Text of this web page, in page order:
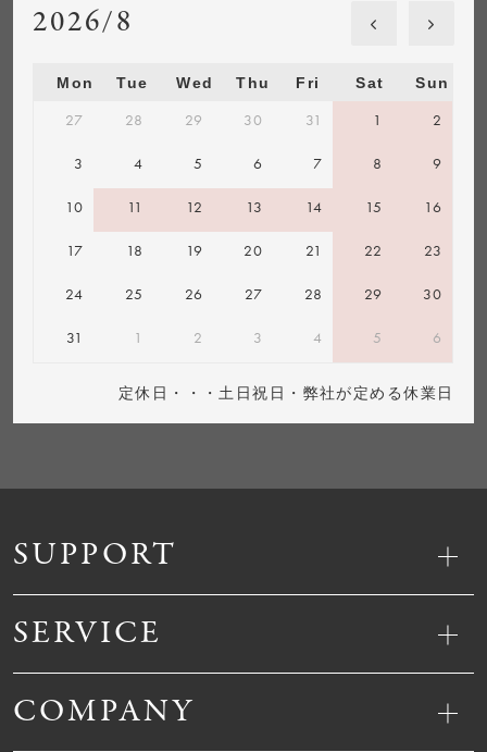
SUPPORT
SERVICE
COMPANY
2026/8
Mon Tue Wed Thu Fri Sat Sun
27 28 29 30 31 1 2
3 4 5 6 7 8 9
10 11 12 13 14 15 16
17 18 19 20 21 22 23
24 25 26 27 28 29 30
31 1 2 3 4 5 6
定休日・・・土日祝日・弊社が定める休業日